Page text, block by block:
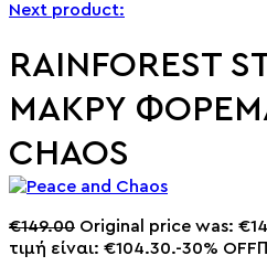
Next product:
RAINFOREST
ΜΑΚΡΥ
CHAOS
€149.00 Original price was:
τιμή είναι: €104.30.-30% OFF